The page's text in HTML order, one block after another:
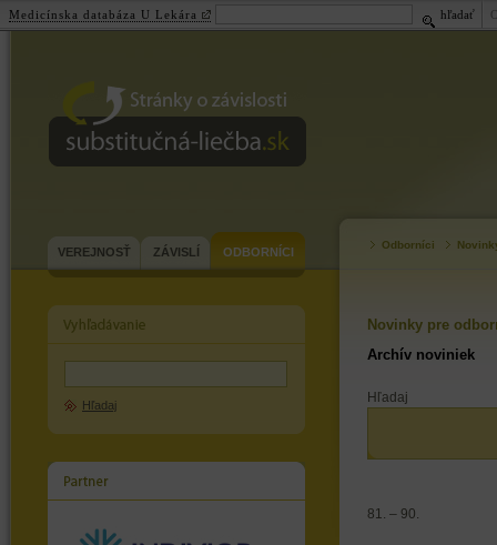
substitučná-liečba.sk
VEREJNOSŤ ZÁVISLÍ ODBORNÍCI
Hľadaj
Odborníci
Novinky pre
Archív noviniek
Hľadaj
81. – 90.
Medicínska databáza U Lekára hľadať